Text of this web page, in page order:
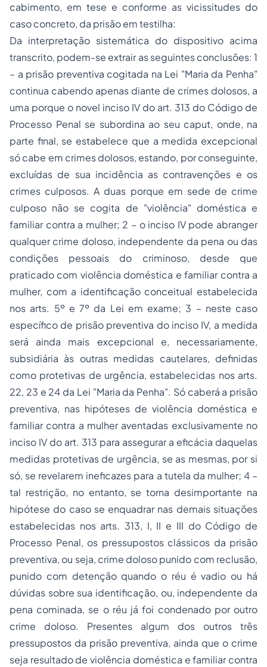
cabimento, em tese e conforme as vicissitudes do
caso concreto, da prisão em testilha:
Da interpretação sistemática do dispositivo acima
transcrito, podem-se extrair as seguintes conclusões: 1
– a prisão preventiva cogitada na Lei "Maria da Penha"
continua cabendo apenas diante de crimes dolosos, a
uma porque o novel inciso IV do art. 313 do Código de
Processo Penal se subordina ao seu caput, onde, na
parte final, se estabelece que a medida excepcional
só cabe em crimes dolosos, estando, por conseguinte,
excluídas de sua incidência as contravenções e os
crimes culposos. A duas porque em sede de crime
culposo não se cogita de "violência" doméstica e
familiar contra a mulher; 2 – o inciso IV pode abranger
qualquer crime doloso, independente da pena ou das
condições pessoais do criminoso, desde que
praticado com violência doméstica e familiar contra a
mulher, com a identificação conceitual estabelecida
nos arts. 5º e 7º da Lei em exame; 3 – neste caso
específico de prisão preventiva do inciso IV, a medida
será ainda mais excepcional e, necessariamente,
subsidiária às outras medidas cautelares, definidas
como protetivas de urgência, estabelecidas nos arts.
22, 23 e 24 da Lei "Maria da Penha". Só caberá a prisão
preventiva, nas hipóteses de violência doméstica e
familiar contra a mulher aventadas exclusivamente no
inciso IV do art. 313 para assegurar a eficácia daquelas
medidas protetivas de urgência, se as mesmas, por si
só, se revelarem ineficazes para a tutela da mulher; 4 –
tal restrição, no entanto, se torna desimportante na
hipótese do caso se enquadrar nas demais situações
estabelecidas nos arts. 313, I, II e III do Código de
Processo Penal, os pressupostos clássicos da prisão
preventiva, ou seja, crime doloso punido com reclusão,
punido com detenção quando o réu é vadio ou há
dúvidas sobre sua identificação, ou, independente da
pena cominada, se o réu já foi condenado por outro
crime doloso. Presentes algum dos outros três
pressupostos da prisão preventiva, ainda que o crime
seja resultado de violência doméstica e familiar contra